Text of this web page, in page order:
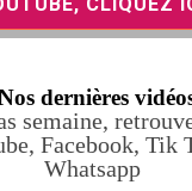
dernières
semaine,
Facebook, Tik
Whatsapp